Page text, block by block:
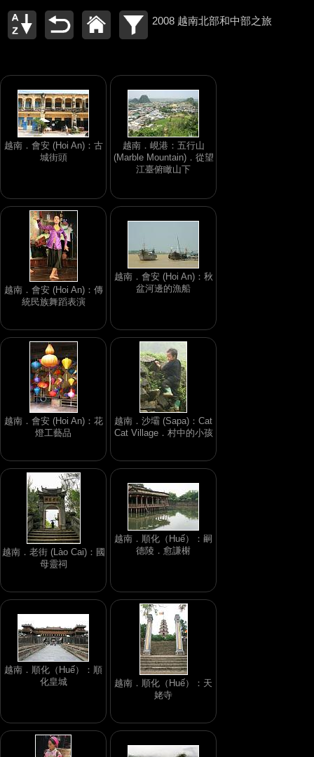
2008 越南北部和中部之旅
越南．會安 (Hoi An)：古
城街頭
越南．峴港：五行山
(Marble Mountain)．從望
江臺俯瞰山下
越南．會安 (Hoi An)：傳
統民族舞蹈表演
越南．會安 (Hoi An)：秋
盆河邊的漁船
越南．會安 (Hoi An)：花
燈工藝品
越南．沙壩 (Sapa)：Cat
Cat Village．村中的小孩
越南．老街 (Lào Cai)：國
母靈祠
越南．順化（Huế）：嗣
德陵．愈謙榭
越南．順化（Huế）：順
化皇城
越南．順化（Huế）：天
姥寺